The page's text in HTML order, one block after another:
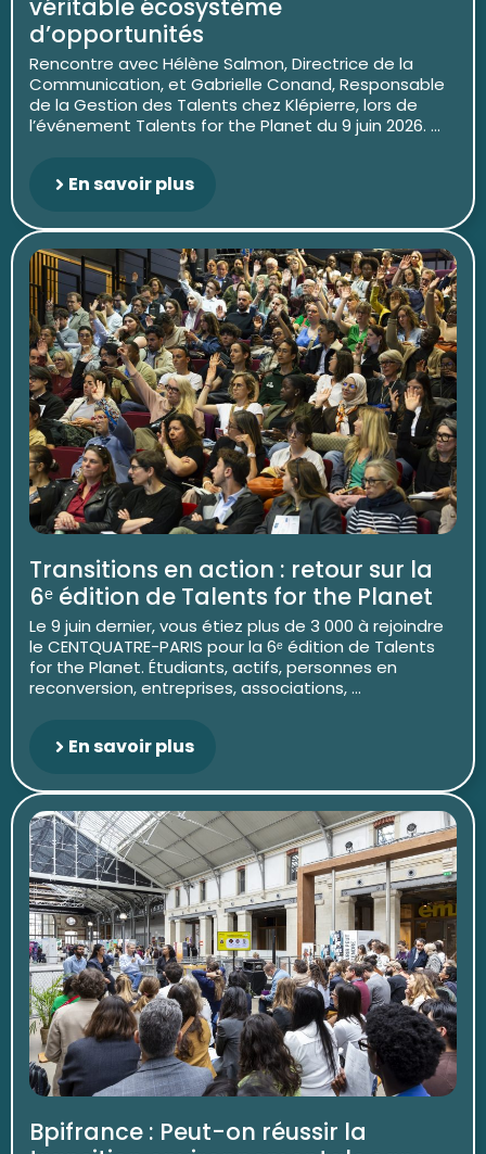
véritable écosystème
d’opportunités
Rencontre avec Hélène Salmon, Directrice de la
Communication, et Gabrielle Conand, Responsable
de la Gestion des Talents chez Klépierre, lors de
l’événement Talents for the Planet du 9 juin 2026. ...
En savoir plus
Transitions en action : retour sur la
6ᵉ édition de Talents for the Planet
Le 9 juin dernier, vous étiez plus de 3 000 à rejoindre
le CENTQUATRE-PARIS pour la 6ᵉ édition de Talents
for the Planet. Étudiants, actifs, personnes en
reconversion, entreprises, associations, ...
En savoir plus
Bpifrance : Peut-on réussir la